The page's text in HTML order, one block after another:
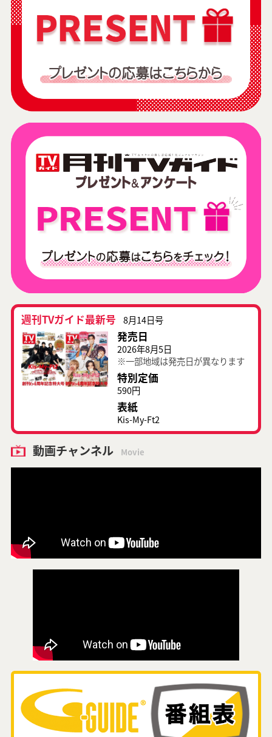
週刊TVガイド最新号 8月14日号
発売日
2026年8月5日
※一部地域は発売日が異なります
特別定価
590円
表紙
Kis-My-Ft2
動画チャンネル Movie